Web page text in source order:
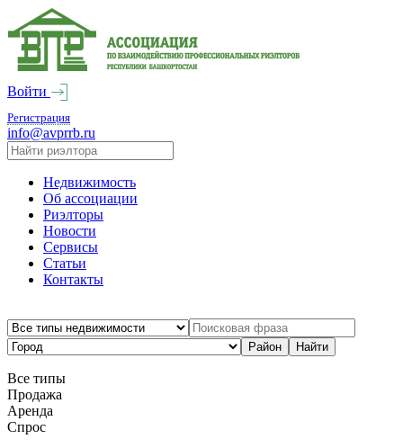
Войти
Регистрация
info@avprrb.ru
Недвижимость
Об ассоциации
Риэлторы
Новости
Сервисы
Статьи
Контакты
Все типы
Продажа
Аренда
Спрос